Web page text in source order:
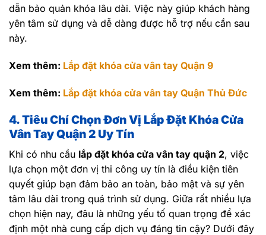
dẫn bảo quản khóa lâu dài. Việc này giúp khách hàng
yên tâm sử dụng và dễ dàng được hỗ trợ nếu cần sau
này.
Xem thêm: Lắp đặt khóa cửa vân tay Quận 9
Xem thêm: Lắp đặt khóa cửa vân tay Quận Thủ Đức
4. Tiêu Chí Chọn Đơn Vị Lắp Đặt Khóa Cửa
Vân Tay Quận 2 Uy Tín
Khi có nhu cầu lắp đặt khóa cửa vân tay quận 2, việc
lựa chọn một đơn vị thi công uy tín là điều kiện tiên
quyết giúp bạn đảm bảo an toàn, bảo mật và sự yên
tâm lâu dài trong quá trình sử dụng. Giữa rất nhiều lựa
chọn hiện nay, đâu là những yếu tố quan trọng để xác
định một nhà cung cấp dịch vụ đáng tin cậy? Dưới đây